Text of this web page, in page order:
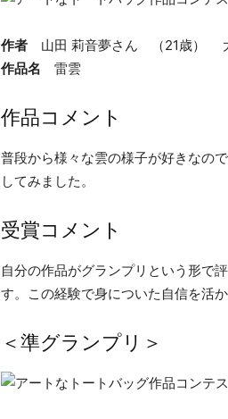
作者 山田 莉音夢さん （21歳）
作品名 雷雲
作品コメント
普段から様々な雲の様子が好きなの
してみました。
受賞コメント
自分の作品がグランプリという形で
す。この経験で身についた自信を活
＜準グランプリ＞